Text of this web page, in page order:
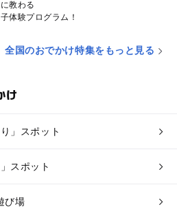
教わる
体験プログラム！
全国のおでかけ特集をもっと見る
け
」スポット
スポット
び場